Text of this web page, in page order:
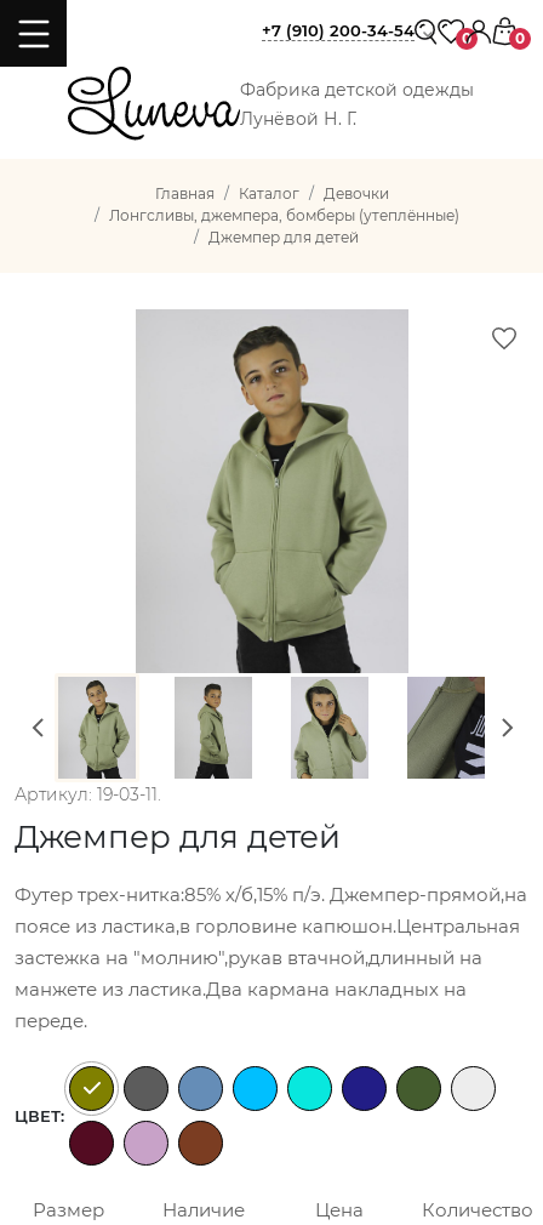
Фабрика детской одежды
Лунёвой Н. Г.
+7 (910) 200-34-54 0 0
Главная Каталог
Девочки
Лонгсливы, джемпера, бомберы (утеплённые)
Джемпер для детей
Артикул: 19-03-11.
Джемпер для детей
Футер трех-нитка:85% х/б,15% п/э. Джемпер-прямой,на
поясе из ластика,в горловине капюшон.Центральная
застежка на "молнию",рукав втачной,длинный на
манжете из ластика.Два кармана накладных на
переде.
ЦВЕТ:
Размер Наличие Цена Количество